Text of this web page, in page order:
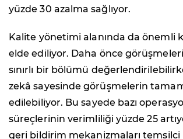
yüzde 30 azalma sağlıyor.
Kalite yönetimi alanında da önemli
elde ediliyor. Daha önce
sınırlı bir bölümü
zekâ sayesinde görüşmelerin
edilebiliyor. Bu sayede bazı
süreçlerinin verimliliği yüzde 25
geri bildirim mekanizmaları temsilci